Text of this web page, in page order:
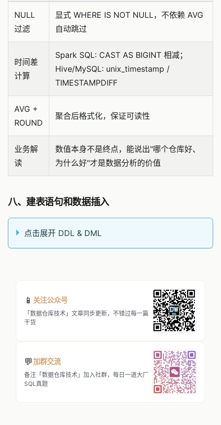
NULL
过滤
显式 WHERE IS NOT NULL，不依赖 AVG
自动跳过
时间差
计算
Spark SQL: CAST AS BIGINT 相减；
Hive/MySQL: unix_timestamp /
TIMESTAMPDIFF
AVG +
ROUND
聚合后格式化，保证可读性
业务解
读
数值本身不是终点，能说出"哪个仓库好、
为什么好"才是数据分析的价值
八、建表语句和数据插入
点击展开 DDL & DML
📱 关注公众号
「数据仓库技术」文章同步更新，不错过每一篇
干货
💬加群交流
备注「数据仓库技术」加入社群，每日一道大厂
SQL真题